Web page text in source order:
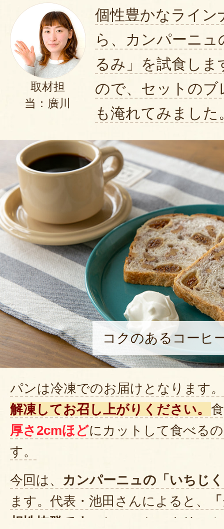
取材担
当：廣川
個性豊かなライン
ら、カンパーニ
るみ」を試食し
ので、セットのブ
も淹れてみました
コクのあるコーヒ
パンは冷凍でのお届けとなります。
解凍してお召し上がりください。
厚さ2cmほどにカットして食べる
す。
今回は、
カンパーニュの「いちじ
ます。代表・池田さんによると、
相性抜群です」
とのこと。クリー